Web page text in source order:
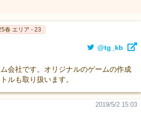
春 エリア - 23
@tg_kb
会社です。オリジナルのゲームの作成
ルも取り扱います。
2019/5/2 15:03